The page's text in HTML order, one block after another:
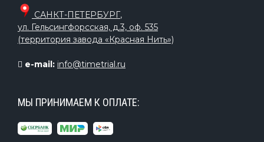
САНКТ-ПЕТЕРБУРГ,
ул. Гельсингфорсская, д.3, оф. 535
(территория завода «Красная Нить»)
e-mail: info@timetrial.ru
МЫ ПРИНИМАЕМ К ОПЛАТЕ: